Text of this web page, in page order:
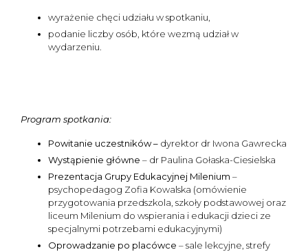
wyrażenie chęci udziału w spotkaniu,
podanie liczby osób, które wezmą udział w
wydarzeniu.
Program spotkania:
Powitanie uczestników – dyrektor dr Iwona Gawrecka
Wystąpienie główne – dr Paulina Gołaska-Ciesielska
Prezentacja Grupy Edukacyjnej Milenium –
psychopedagog Zofia Kowalska (omówienie
przygotowania przedszkola, szkoły podstawowej oraz
liceum Milenium do wspierania i edukacji dzieci ze
specjalnymi potrzebami edukacyjnymi)
Oprowadzanie po placówce – sale lekcyjne, strefy